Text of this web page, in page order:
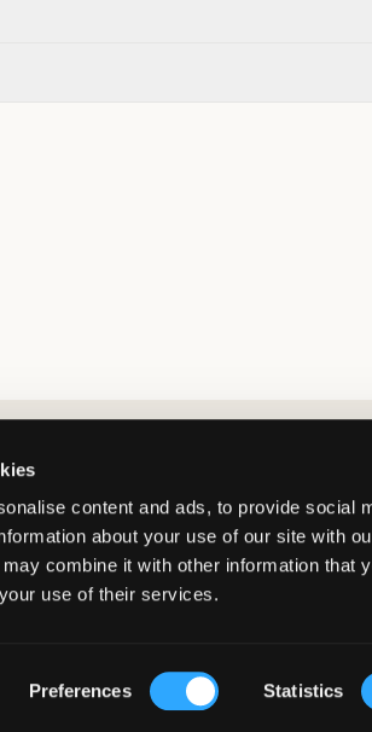
content and ads, to provide social
about your use of our site with
combine it with other information that
use of their services.
Preferences Statistics
© Copyright 2026 Kids